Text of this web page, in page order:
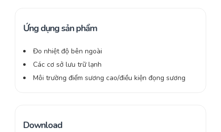
Ứng dụng sản phẩm
Đo nhiệt độ bên ngoài
Các cơ sở lưu trữ lạnh
Môi trường điểm sương cao/điều kiện đọng sương
Download